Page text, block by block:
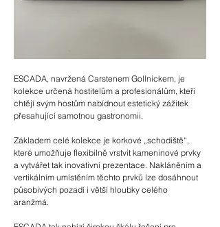
ESCADA, navržená Carstenem Gollnickem, je
kolekce určená hostitelům a profesionálům, kteří
chtějí svým hostům nabídnout estetický zážitek
přesahující samotnou gastronomii.
Základem celé kolekce je korkové „schodiště“,
které umožňuje flexibilně vrstvit kameninové prvky
a vytvářet tak inovativní prezentace. Nakláněním a
vertikálním umístěním těchto prvků lze dosáhnout
působivých pozadí i větší hloubky celého
aranžmá.